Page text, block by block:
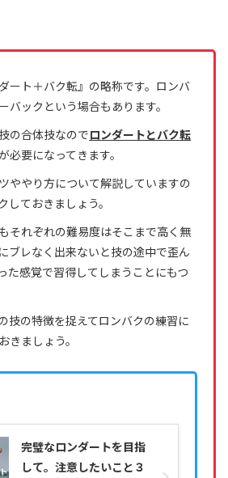
ート＋バク転』の略称です。ロンバ
バックという場合もあります。
の合体技なのでロンダートとバク転
必要になってきます。
ややり方について解説していますの
しておきましょう。
それぞれの難易度はそこまで高く無
ブレなく出来ないと技の途中で歪ん
た感覚で習得してしまうことにもつ
技の特徴を捉えてロンバクの練習に
きましょう。
完璧なロンダートを目指
して。注意したいこと３